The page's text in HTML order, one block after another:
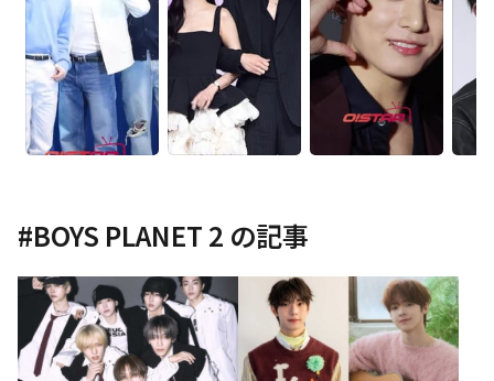
#BOYS PLANET 2 の記事